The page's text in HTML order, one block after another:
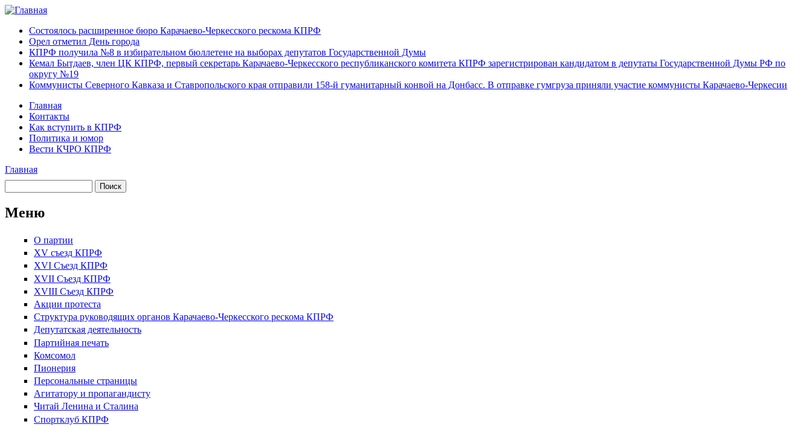
Перейти к основному содержанию
Черкесское
республиканское
отделение
Коммунистической
партии Российской
Федерации
аргументы,
факты
Состоялось расширенное бюро Карачаево-Черкесского рескома КПРФ
Орел отметил День города
КПРФ получила №8 в избирательном бюллетене на выборах депутатов Государственной Думы
Кемал Бытдаев, член ЦК КПРФ, первый секретарь Карачаево-Черкесского республиканского комитета КПРФ зарегистрирован кандидатом в депутаты Государственной Думы РФ по
округу №19
Коммунисты Северного Кавказа и Ставропольского края отправили 158-й гуманитарный конвой на Донбасс. В отправке гумгруза приняли участие коммунисты Карачаево-Черкесии
Главное меню
Главная
Контакты
Как вступить в КПРФ
Политика и юмор
Вести КЧРО КПРФ
Вы здесь
Главная
Меню
О партии
XV съезд КПРФ
XVI Съезд КПРФ
XVII Cъезд КПРФ
XVIII Cъезд КПРФ
Акции протеста
Структура руководящих органов Карачаево-Черкесского рескома КПРФ
Депутатская деятельность
Партийная печать
Комсомол
Пионерия
Персональные страницы
Агитатору и пропагандисту
Читай Ленина и Сталина
Спортклуб КПРФ